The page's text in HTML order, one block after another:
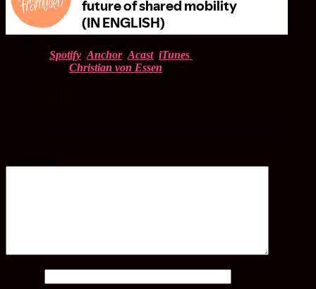
Spotify Anchor, Acast, iTunes
Christian von Essen